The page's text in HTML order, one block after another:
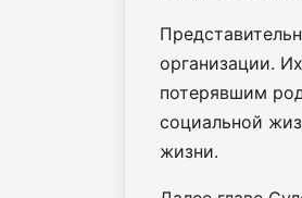
организации.
потерявшим
социальной
жизни.